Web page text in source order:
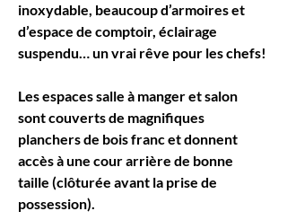
inoxydable, beaucoup d’armoires et
d’espace de comptoir, éclairage
suspendu… un vrai rêve pour les chefs!
Les espaces salle à manger et salon
sont couverts de magnifiques
planchers de bois franc et donnent
accès à une cour arrière de bonne
taille (clôturée avant la prise de
possession).